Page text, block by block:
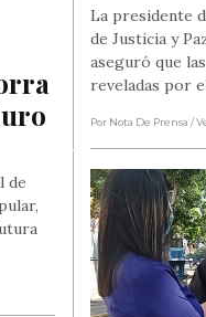
La presidente
de Justicia y
aseguró que
reveladas por
Por Nota De Prensa /
de